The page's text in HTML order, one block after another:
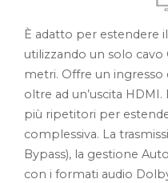
È adatto per estendere
utilizzando un solo
metri. Offre un ingresso
oltre ad un’uscita
più ripetitori per
complessiva. La
Bypass), la gestione
con i formati audio